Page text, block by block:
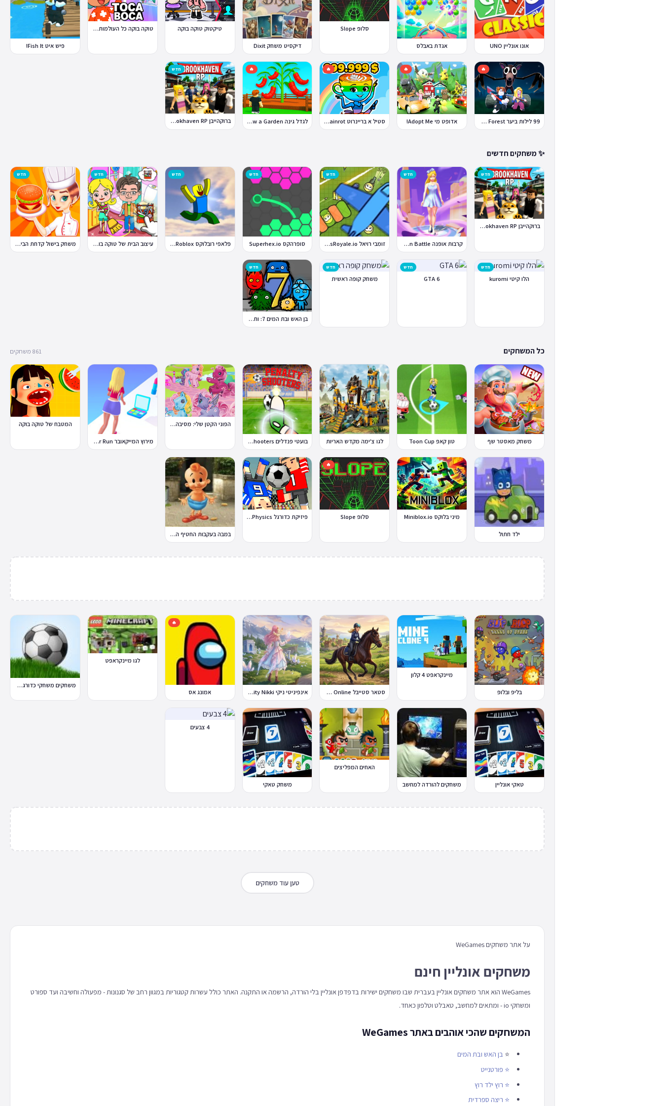
אונו אונליין UNO אגדת באבלס
סלופ Slope
דיקסיט משחק Dixit
טיקטוק טוקה בוקה טוקה בוקה כל העולמות בחינם
פיש איט Fish It!
🔥
99 לילות ביער Nights in the Forest
🔥
אדופט מי Adopt Me!
🔥
סטיל א בריינרוט Steal a Brainrot
🔥
לגדל גינה Grow a Garden
חדש
ברוקהייבן Brookhaven RP
✨ משחקים חדשים
חדש
ברוקהייבן Brookhaven RP
חדש
קרבות אופנה Fashion Battle
חדש
זומבי רויאל ZombsRoyale.io
חדש
סופרהקס Superhex.io
חדש
פלאפי רובלוקס Flappy Roblox
חדש
עיצוב הבית של טוקה בוקה
חדש
משחק בישול קדחת הבישול Cooking Fever
חדש
הלו קיטי kuromi
חדש
GTA 6
חדש
משחק קופה ראשית
חדש
בן האש ובת המים 7: וחברים
כל המשחקים 861 משחקים
משחק מאסטר שף טון קאפ Toon Cup לגו צ'ימה מקדש האריות בועטי פנדלים Penalty Shooters
הפוני הקטן שלי: מסיבה בכפר
מירוץ המייקאובר Makeover Run
המטבח של טוקה בוקה
ילד חתול
מיני בלוקס Miniblox.io
🔥
סלופ Slope פיזיקת כדורגל Soccer Physics
במבה בעקבות החטיף החטוף 2
בליפ ובלופ
מיינקראפט 4 קלון
סטאר סטייבל Star Stable Online אינפיניטי ניקי Infinity Nikki
🔥
אמונג אס
לגו מיינקראפט
משחקים משחקי כדורגל במחשב וברשת
טאקי אונליין משחקים להורדה למחשב
האחים המפליצים
משחק טאקי
4 צבעים
טען עוד משחקים
על אתר משחקים WeGames
משחקים אונליין חינם
WeGames הוא אתר משחקים אונליין בעברית שבו משחקים ישירות בדפדפן אונליין בלי הורדה, הרשמה או התקנה. האתר כולל עשרות קטגוריות במגוון רחב של סגנונות - מפעולה וחשיבה ועד ספורט
ומשחקי io - ומתאים למחשב, טאבלט וטלפון כאחד.
המשחקים שהכי אוהבים באתר WeGames
⭐ בן האש ובת המים
⭐ פורטנייט
⭐ רוץ ילד רוץ
⭐ ריצה ספרדית